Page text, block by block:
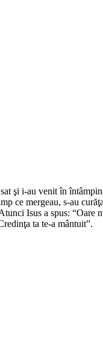
şi i-au venit în
ce mergeau, s-au
Isus a spus: “Oare
ta te-a mântuit”.